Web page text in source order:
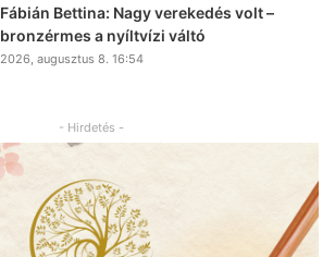
Fábián Bettina: Nagy verekedés volt –
bronzérmes a nyíltvízi váltó
2026, augusztus 8. 16:54
- Hirdetés -